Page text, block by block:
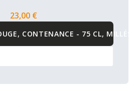
23,00 €
CONTENANCE - 75 CL,